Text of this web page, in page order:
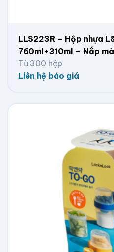
LLS223R – Hộp nhựa
760ml+310ml – Nắp
Từ 300 hộp
Liên hệ báo giá